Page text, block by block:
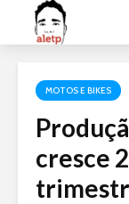
MOTOS E BIKES
cresce